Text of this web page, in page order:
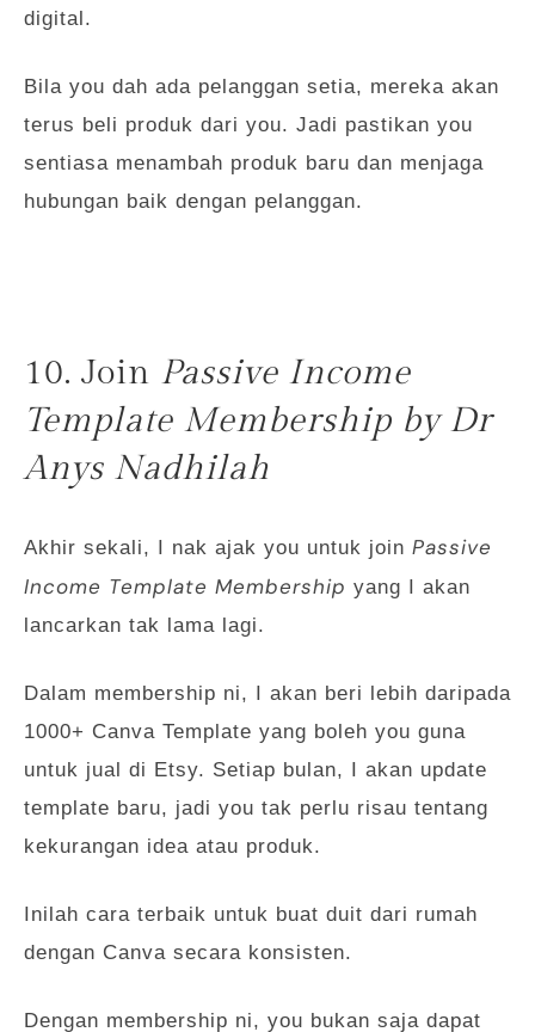
digital.
Bila you dah ada pelanggan setia, mereka akan
terus beli produk dari you. Jadi pastikan you
sentiasa menambah produk baru dan menjaga
hubungan baik dengan pelanggan.
10. Join Passive Income
Template Membership by Dr
Anys Nadhilah
Akhir sekali, I nak ajak you untuk join Passive
Income Template Membership yang I akan
lancarkan tak lama lagi.
Dalam membership ni, I akan beri lebih daripada
1000+ Canva Template yang boleh you guna
untuk jual di Etsy. Setiap bulan, I akan update
template baru, jadi you tak perlu risau tentang
kekurangan idea atau produk.
Inilah cara terbaik untuk buat duit dari rumah
dengan Canva secara konsisten.
Dengan membership ni, you bukan saja dapat